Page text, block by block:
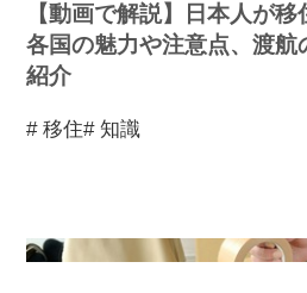
【動画で解説】日本人が移
各国の魅力や注意点、渡航
紹介
# 移住# 知識